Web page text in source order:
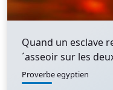
Quand un esclave
´asseoir sur les
Proverbe egyptien